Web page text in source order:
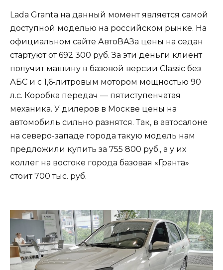
Lada Granta на данный момент является самой
доступной моделью на российском рынке. На
официальном сайте АвтоВАЗа цены на седан
стартуют от 692 300 руб. За эти деньги клиент
получит машину в базовой версии Classic без
АБС и с 1,6-литровым мотором мощностью 90
л.с. Коробка передач — пятиступенчатая
механика. У дилеров в Москве цены на
автомобиль сильно разнятся. Так, в автосалоне
на северо-западе города такую модель нам
предложили купить за 755 800 руб., а у их
коллег на востоке города базовая «Гранта»
стоит 700 тыс. руб.